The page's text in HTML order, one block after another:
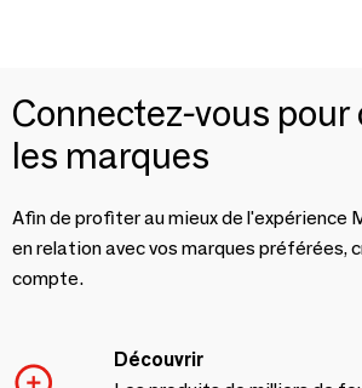
Connectez-vous
les marques
Afin de profiter au mieux de l'expérience
en relation avec vos marques préférées,
compte.
Découvrir